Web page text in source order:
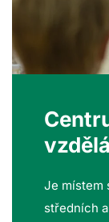
Je místem
středních